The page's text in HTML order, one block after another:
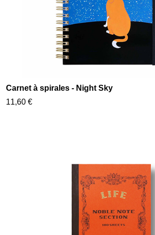
Carnet à spirales - Night Sky
11,60 €